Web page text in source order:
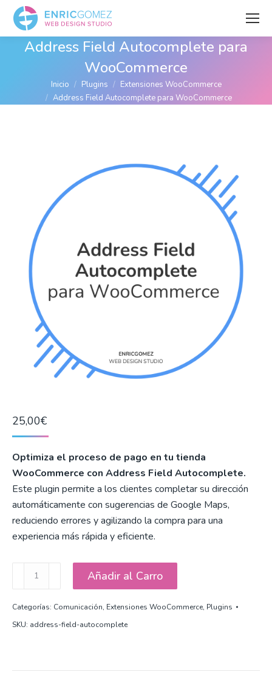
Address Field Autocomplete para
WooCommerce
Estás aquí:Inicio Plugins
Extensiones WooCommerce
Address Field Autocomplete para WooCommerce
25,00€
Optimiza el proceso de pago en tu tienda
WooCommerce con Address Field Autocomplete.
Este plugin permite a los clientes completar su dirección
automáticamente con sugerencias de Google Maps,
reduciendo errores y agilizando la compra para una
experiencia más rápida y eficiente.
Address
Autocomplete
Añadir al Carro
Categorías: Comunicación, Extensiones WooCommerce, Plugins
SKU: address-field-autocomplete